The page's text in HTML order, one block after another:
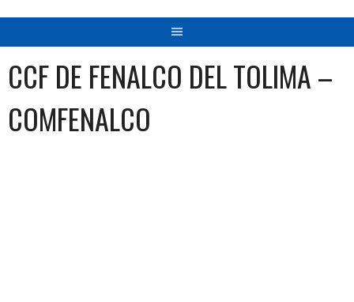
CCF DE FENALCO DEL TOLIMA –
COMFENALCO